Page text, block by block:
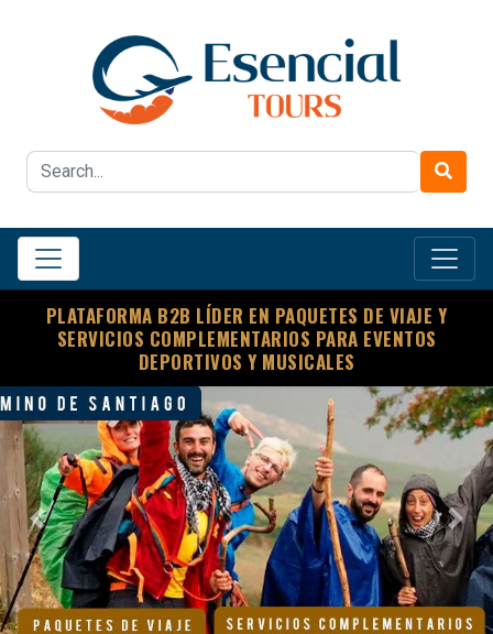
PLATAFORMA B2B LÍDER EN PAQUETES DE VIAJE Y
SERVICIOS COMPLEMENTARIOS PARA EVENTOS
DEPORTIVOS Y MUSICALES
Previous Next